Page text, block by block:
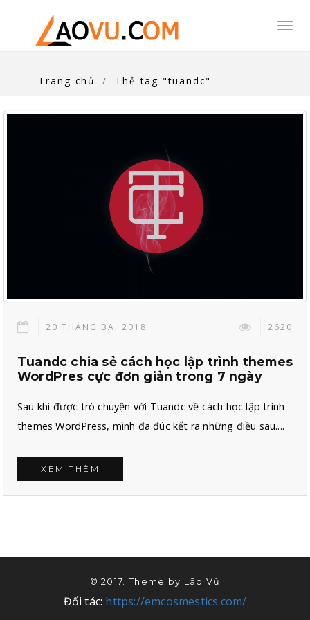
Trang chủ Thẻ tag "tuandc"
20 THÁNG BA, 2018 2620
Tuandc chia sẻ cách học lập trình themes
WordPres cực đơn giản trong 7 ngày
Sau khi được trò chuyện với Tuandc về cách học lập trình
themes WordPress, mình đã đúc kết ra những điều sau....
XEM THÊM
© 2017. Theme by Lão Vũ
Đối tác: https://emcosmestics.com/